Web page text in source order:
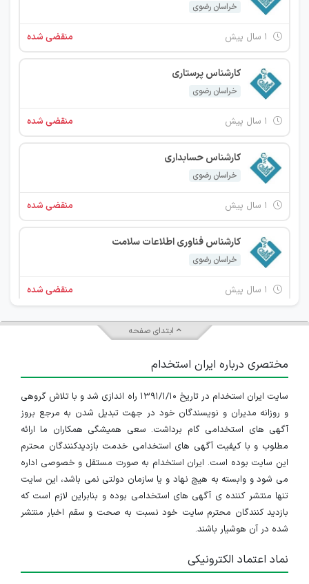
خراسان رضوی
منقضی شده
کارشناس پرستاری
خراسان رضوی
منقضی شده
کارشناس حسابداری
خراسان رضوی
منقضی شده
کارشناس فناوری اطلاعات سلامت
خراسان رضوی
منقضی شده
کارشناس هوشبری
خراسان رضوی
۱ سال پیش منقضی شده
ابتدای صفحه
مختصری درباره ایران استخدام
سایت ایران استخدام در تاریخ ۱۳۹۱/۱/۱۰ راه اندازی شد و با تلاش گروهی
و روزانه مدیران و نویسندگان خود در جهت تبدیل شدن به مرجع بروز
آگهی های استخدامی گام برداشت. سعی همیشگی همکاران ما ارائه
مطلوب و با کیفیت آگهی های استخدامی خدمت بازدیدکنندگان محترم
این سایت بوده است. ایران استخدام به صورت مستقل و خصوصی اداره
می شود و وابسته به هیچ نهاد و یا سازمان دولتی نمی باشد، این سایت
تنها منتشر کننده ی آگهی های استخدامی بوده و بنابراین لازم است که
بازدید کنندگان محترم سایت خود نسبت به صحت و سقم اخبار منتشر
شده در آن هوشیار باشند.
نماد اعتماد الکترونیکی